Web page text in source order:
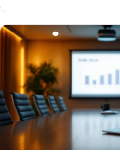
различно.